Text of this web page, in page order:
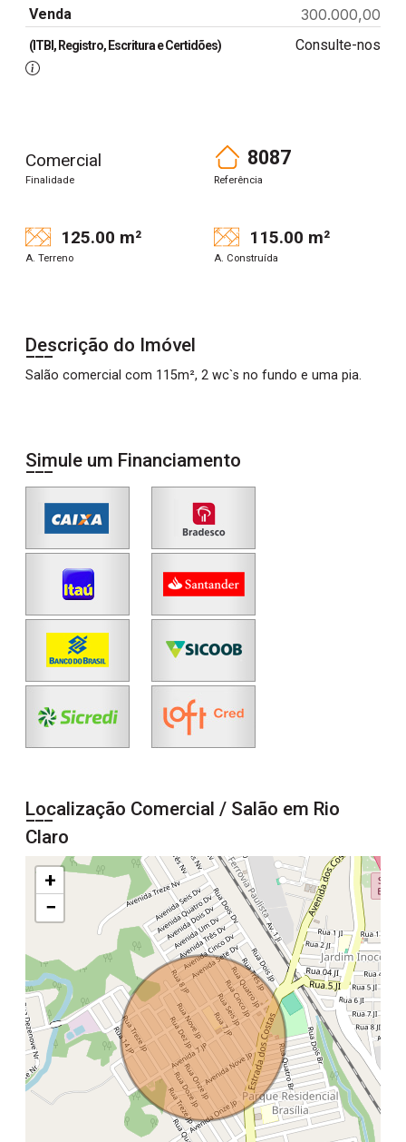
Venda
300.000,00
(ITBI, Registro, Escritura e Certidões) Consulte-nos
Comercial
Finalidade
8087
Referência
125.00 m²
A. Terreno
115.00 m²
A. Construída
Descrição do Imóvel
Salão comercial com 115m², 2 wc`s no fundo e uma pia.
Simule um Financiamento
Localização Comercial / Salão em Rio
Claro
+
−